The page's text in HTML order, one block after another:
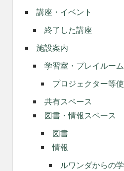
講座・イベント
終了した講座
施設案内
学習室・プレイルーム
プロジェクター等
共有スペース
図書・情報スペース
図書
情報
ルワンダからの